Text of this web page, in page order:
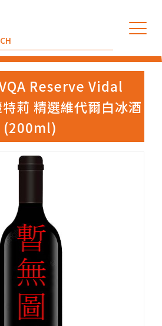
Reserve Vidal
莉 精選維代爾白冰酒
(200ml)